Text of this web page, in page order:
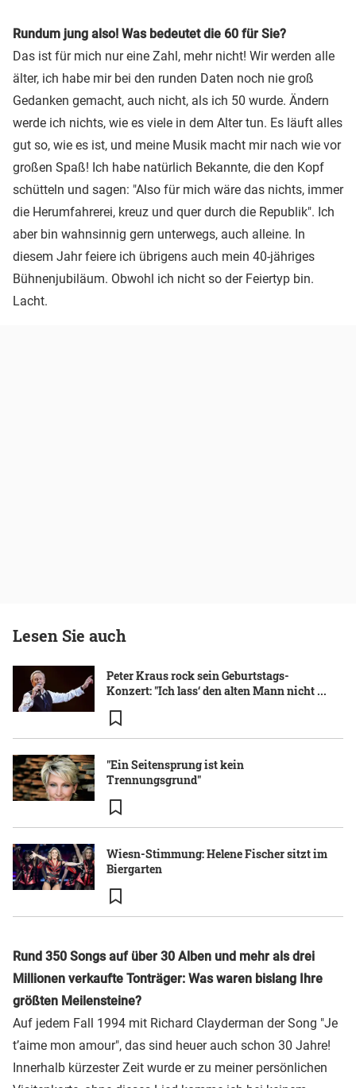
Rundum jung also! Was bedeutet die 60 für Sie?
Das ist für mich nur eine Zahl, mehr nicht! Wir werden alle
älter, ich habe mir bei den runden Daten noch nie groß
Gedanken gemacht, auch nicht, als ich 50 wurde. Ändern
werde ich nichts, wie es viele in dem Alter tun. Es läuft alles
gut so, wie es ist, und meine Musik macht mir nach wie vor
großen Spaß! Ich habe natürlich Bekannte, die den Kopf
schütteln und sagen: "Also für mich wäre das nichts, immer
die Herumfahrerei, kreuz und quer durch die Republik". Ich
aber bin wahnsinnig gern unterwegs, auch alleine. In
diesem Jahr feiere ich übrigens auch mein 40-jähriges
Bühnenjubiläum. Obwohl ich nicht so der Feiertyp bin.
Lacht.
Lesen Sie auch
Peter Kraus rock sein Geburtstags-
Konzert: "Ich lass‘ den alten Mann nicht ...
"Ein Seitensprung ist kein
Trennungsgrund"
Wiesn-Stimmung: Helene Fischer sitzt im
Biergarten
Rund 350 Songs auf über 30 Alben und mehr als drei
Millionen verkaufte Tonträger: Was waren bislang Ihre
größten Meilensteine?
Auf jedem Fall 1994 mit Richard Clayderman der Song "Je
t’aime mon amour", das sind heuer auch schon 30 Jahre!
Innerhalb kürzester Zeit wurde er zu meiner persönlichen